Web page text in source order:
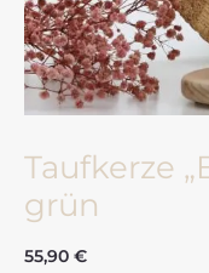
Taufkerze
grün
55,90 €